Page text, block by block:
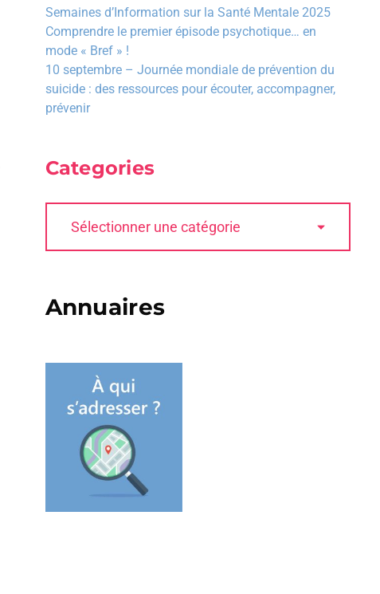
Semaines d’Information sur la Santé Mentale 2025
Comprendre le premier épisode psychotique… en
mode « Bref » !
10 septembre – Journée mondiale de prévention du
suicide : des ressources pour écouter, accompagner,
prévenir
Categories
Annuaires